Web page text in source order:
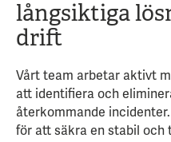
långsiktiga
drift
Vårt team arbetar aktivt
att identifiera och
återkommande
för att säkra en stabil och